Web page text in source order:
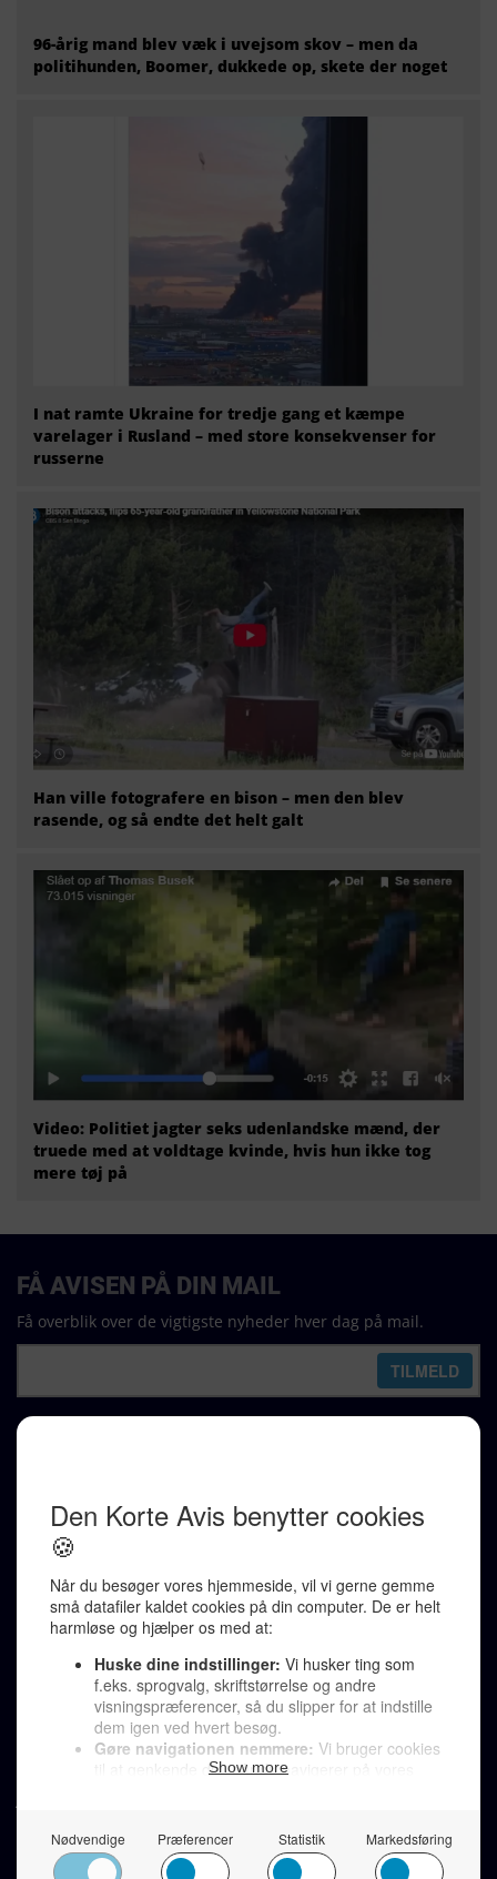
96-årig mand blev væk i uvejsom skov – men da
politihunden, Boomer, dukkede op, skete der noget
I nat ramte Ukraine for tredje gang et kæmpe
varelager i Rusland – med store konsekvenser for
russerne
Han ville fotografere en bison – men den blev
rasende, og så endte det helt galt
Video: Politiet jagter seks udenlandske mænd, der
truede med at voldtage kvinde, hvis hun ikke tog
mere tøj på
Karen Jespersen
Redaktionen kontaktes via mail til
redaktion@denkorteavis.dk
Telefonsvarer 20 30 10 96
Von Ostensgade 22, 2791 Dragør
LINKS
Tidligere aviser >
Støt Den Korte Avis >
Send et læserbrev >
Privatlivspolitik >
FÅ AVISEN PÅ DIN MAIL
Få overblik over de vigtigste nyheder hver dag på mail.